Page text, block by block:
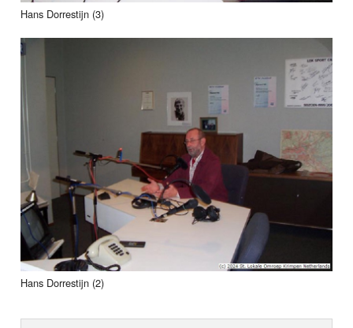
Hans Dorrestijn (3)
Hans Dorrestijn (2)